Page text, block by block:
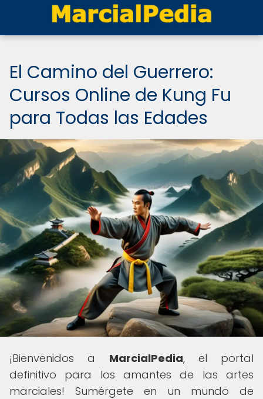
El Camino del Guerrero:
Cursos Online de Kung Fu
para Todas las Edades
¡Bienvenidos a MarcialPedia, el portal
definitivo para los amantes de las artes
marciales! Sumérgete en un mundo de